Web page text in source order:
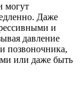
могут
Даже
и
давление
позвоночника,
или даже быть